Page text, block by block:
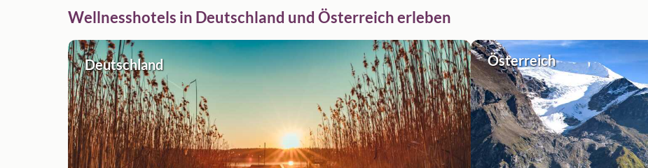
Wellnesshotels in Deutschland und Österreich erleben
Deutschland Österreich